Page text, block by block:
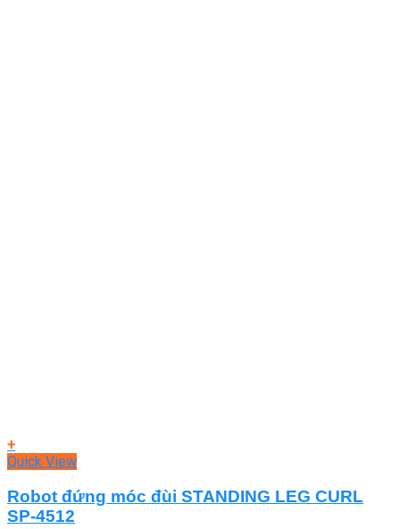
+
Quick View
Robot đứng móc đùi STANDING LEG CURL
SP-4512